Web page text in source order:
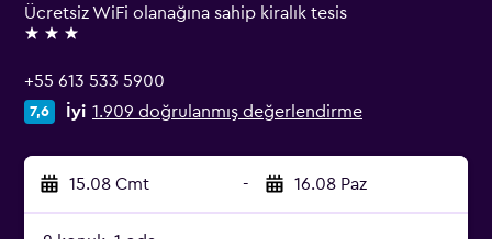
Ücretsiz WiFi olanağına sahip kiralık tesis
3 yıldız
+55 613 533 5900
7,6 İyi 1.909 doğrulanmış değerlendirme
15.08 Cmt - 16.08 Paz